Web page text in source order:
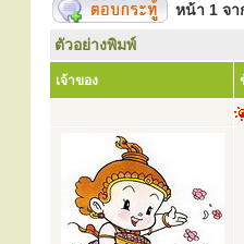
หน้า 1 จา
ตัวอย่างพิมพ์
เจ้าของ